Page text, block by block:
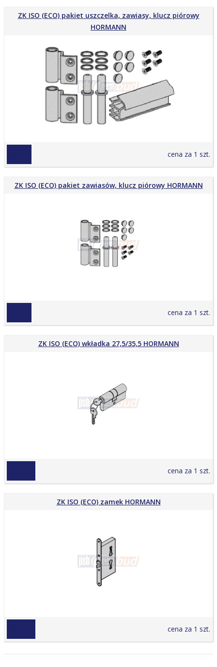
ZK ISO (ECO) pakiet uszczelka, zawiasy, klucz piórowy
HORMANN
cena za 1 szt.
ZK ISO (ECO) pakiet zawiasów, klucz piórowy HORMANN
cena za 1 szt.
ZK ISO (ECO) wkładka 27,5/35,5 HORMANN
cena za 1 szt.
ZK ISO (ECO) zamek HORMANN
cena za 1 szt.